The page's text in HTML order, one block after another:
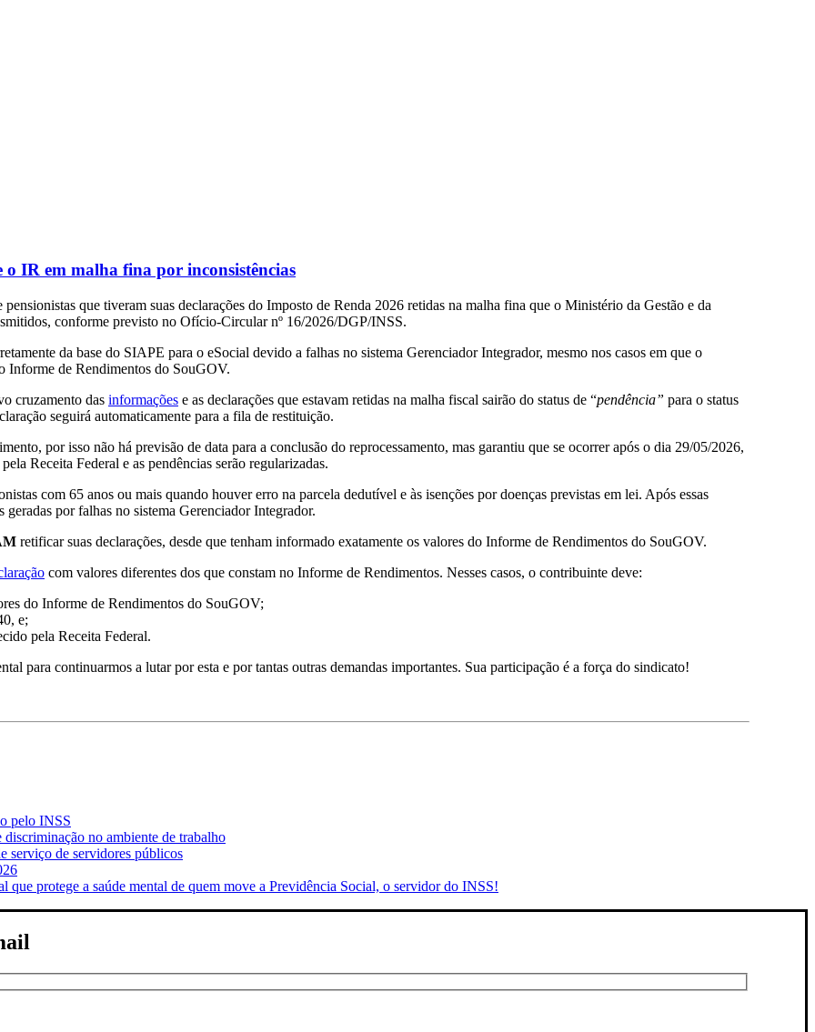
o IR em malha fina por inconsistências
que tiveram suas declarações do Imposto de Renda 2026 retidas na malha fina que o Ministério da Gestão e da
conforme previsto no Ofício-Circular nº 16/2026/DGP/INSS.
da base do SIAPE para o eSocial devido a falhas no sistema Gerenciador Integrador, mesmo nos casos em que o
Informe de Rendimentos do SouGOV.
cruzamento das informações e as declarações que estavam retidas na malha fiscal sairão do status de “pendência” para o status
seguirá automaticamente para a fila de restituição.
por isso não há previsão de data para a conclusão do reprocessamento, mas garantiu que se ocorrer após o dia 29/05/2026,
Receita Federal e as pendências serão regularizadas.
com 65 anos ou mais quando houver erro na parcela dedutível e às isenções por doenças previstas em lei. Após essas
geradas por falhas no sistema Gerenciador Integrador.
retificar suas declarações, desde que tenham informado exatamente os valores do Informe de Rendimentos do SouGOV.
com valores diferentes dos que constam no Informe de Rendimentos. Nesses casos, o contribuinte deve:
do Informe de Rendimentos do SouGOV;
e;
pela Receita Federal.
para continuarmos a lutar por esta e por tantas outras demandas importantes. Sua participação é a força do sindicato!
pelo INSS
no ambiente de trabalho
serviço de servidores públicos
protege a saúde mental de quem move a Previdência Social, o servidor do INSS!